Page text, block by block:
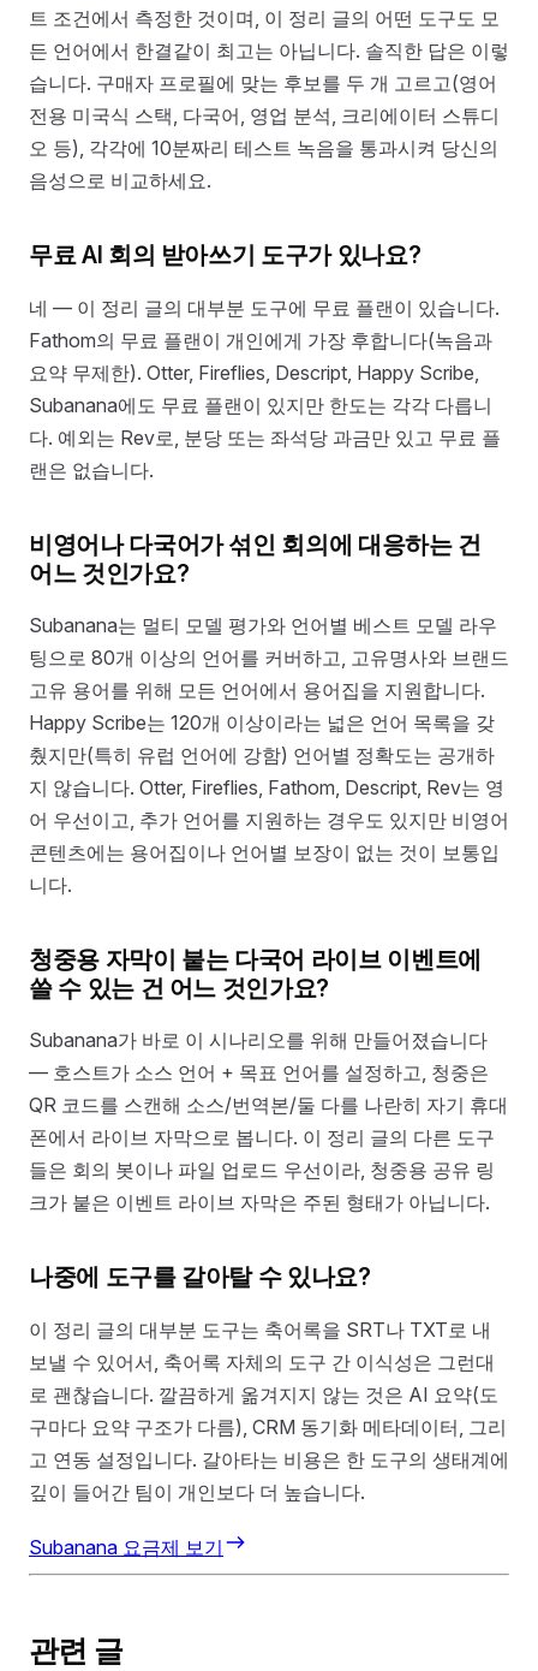
트 조건에서 측정한 것이며, 이 정리 글의 어떤 도구도 모
든 언어에서 한결같이 최고는 아닙니다. 솔직한 답은 이렇
습니다. 구매자 프로필에 맞는 후보를 두 개 고르고(영어
전용 미국식 스택, 다국어, 영업 분석, 크리에이터 스튜디
오 등), 각각에 10분짜리 테스트 녹음을 통과시켜 당신의
음성으로 비교하세요.
무료 AI 회의 받아쓰기 도구가 있나요?
네 — 이 정리 글의 대부분 도구에 무료 플랜이 있습니다.
Fathom의 무료 플랜이 개인에게 가장 후합니다(녹음과
요약 무제한). Otter, Fireflies, Descript, Happy Scribe,
Subanana에도 무료 플랜이 있지만 한도는 각각 다릅니
다. 예외는 Rev로, 분당 또는 좌석당 과금만 있고 무료 플
랜은 없습니다.
비영어나 다국어가 섞인 회의에 대응하는 건
어느 것인가요?
Subanana는 멀티 모델 평가와 언어별 베스트 모델 라우
팅으로 80개 이상의 언어를 커버하고, 고유명사와 브랜드
고유 용어를 위해 모든 언어에서 용어집을 지원합니다.
Happy Scribe는 120개 이상이라는 넓은 언어 목록을 갖
췄지만(특히 유럽 언어에 강함) 언어별 정확도는 공개하
지 않습니다. Otter, Fireflies, Fathom, Descript, Rev는 영
어 우선이고, 추가 언어를 지원하는 경우도 있지만 비영어
콘텐츠에는 용어집이나 언어별 보장이 없는 것이 보통입
니다.
청중용 자막이 붙는 다국어 라이브 이벤트에
쓸 수 있는 건 어느 것인가요?
Subanana가 바로 이 시나리오를 위해 만들어졌습니다
— 호스트가 소스 언어 + 목표 언어를 설정하고, 청중은
QR 코드를 스캔해 소스/번역본/둘 다를 나란히 자기 휴대
폰에서 라이브 자막으로 봅니다. 이 정리 글의 다른 도구
들은 회의 봇이나 파일 업로드 우선이라, 청중용 공유 링
크가 붙은 이벤트 라이브 자막은 주된 형태가 아닙니다.
나중에 도구를 갈아탈 수 있나요?
이 정리 글의 대부분 도구는 축어록을 SRT나 TXT로 내
보낼 수 있어서, 축어록 자체의 도구 간 이식성은 그런대
로 괜찮습니다. 깔끔하게 옮겨지지 않는 것은 AI 요약(도
구마다 요약 구조가 다름), CRM 동기화 메타데이터, 그리
고 연동 설정입니다. 갈아타는 비용은 한 도구의 생태계에
깊이 들어간 팀이 개인보다 더 높습니다.
Subanana 요금제 보기
관련 글